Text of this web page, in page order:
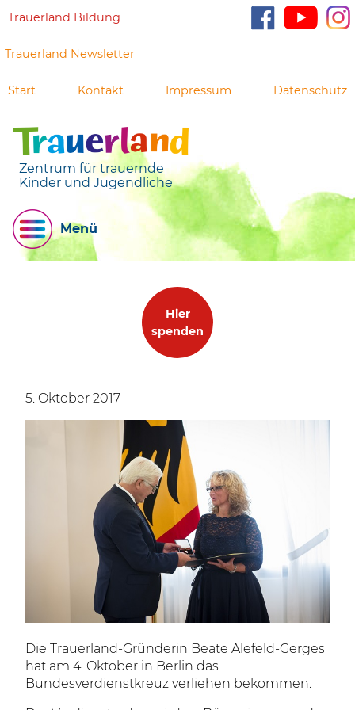
Trauerland Bildung
Trauerland Newsletter
Start Kontakt Impressum Datenschutz
Zentrum für trauernde
Kinder und Jugendliche
Menü
Hier
spenden
5. Oktober 2017
Die Trauerland-Gründerin Beate Alefeld-Gerges
hat am 4. Oktober in Berlin das
Bundesverdienstkreuz verliehen bekommen.